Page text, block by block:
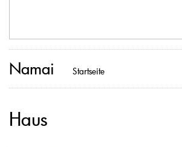
Namai Startseite
Haus